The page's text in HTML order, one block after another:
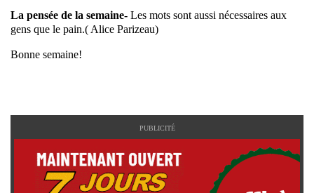
La pensée de la semaine- Les mots sont aussi nécessaires aux
gens que le pain.( Alice Parizeau)
Bonne semaine!
PUBLICITÉ